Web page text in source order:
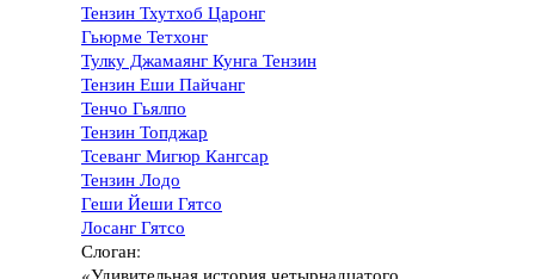
Тензин Тхутхоб Царонг
Гьюрме Тетхонг
Тулку Джамаянг Кунга Тензин
Тензин Еши Пайчанг
Тенчо Гьялпо
Тензин Топджар
Тсеванг Мигюр Кангсар
Тензин Лодо
Геши Йеши Гятсо
Лосанг Гятсо
Слоган:
«Удивительная история четырнадцатого